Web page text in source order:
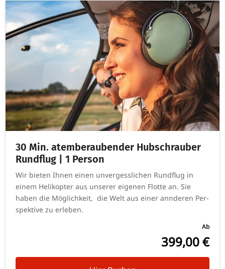
30 Min. atem­be­rau­bender Hub­schrauber
Rund­flug | 1 Person
Wir bieten Ihnen einen unver­gess­li­chen Rund­flug in
einem Heli­ko­pter aus unserer eigenen Flotte an. Sie
haben die Mög­lich­keit, die Welt aus einer ann­deren Per­
spek­tive zu erleben.
Ab
399,00 €